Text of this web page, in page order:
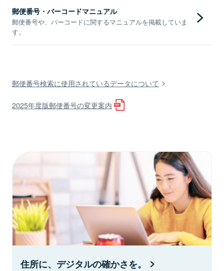
郵便番号・バーコードマニュアル
郵便番号や、バーコードに関するマニュアルを掲載していま
す。
郵便番号検索に使用されているデータについて
2025年度版郵便番号の変更案内
住所に、デジタルの確かさを。